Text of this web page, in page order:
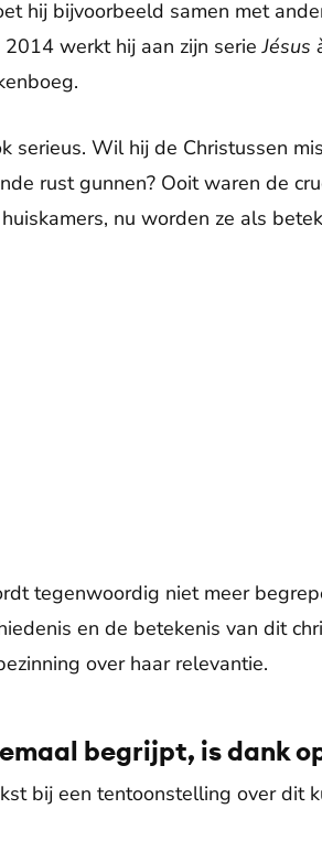
hij bijvoorbeeld samen met
werkt hij aan zijn serieJésus
serieus. Wil hij de Christussen
rust gunnen? Ooit waren de
nu worden ze als
tegenwoordig niet meer
en de betekenis van dit
over haar relevantie.
begrijpt, is dank
bij een tentoonstelling over dit